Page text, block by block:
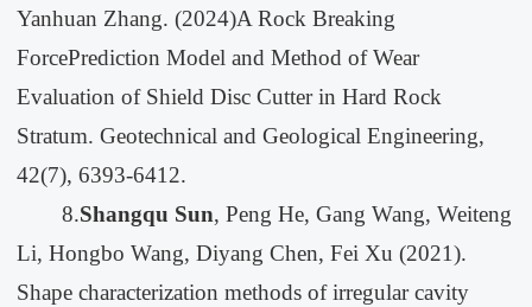
Yanhuan Zhang. (2024)A Rock Breaking
ForcePrediction Model and Method of Wear
Evaluation of Shield Disc Cutter in Hard Rock
Stratum. Geotechnical and Geological Engineering,
42(7), 6393-6412.
8.Shangqu Sun, Peng He, Gang Wang, Weiteng
Li, Hongbo Wang, Diyang Chen, Fei Xu (2021).
Shape characterization methods of irregular cavity